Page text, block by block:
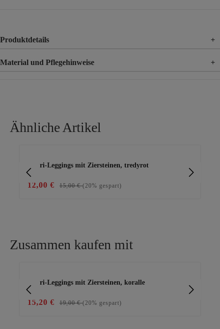
Produktdetails +
Material und Pflegehinweise +
Ähnliche Artikel
Capri-Leggings mit Ziersteinen, tredyrot
12,00 € 15,00 €(20% gespart)
Zusammen kaufen mit
Capri-Leggings mit Ziersteinen, koralle
15,20 € 19,00 €(20% gespart)